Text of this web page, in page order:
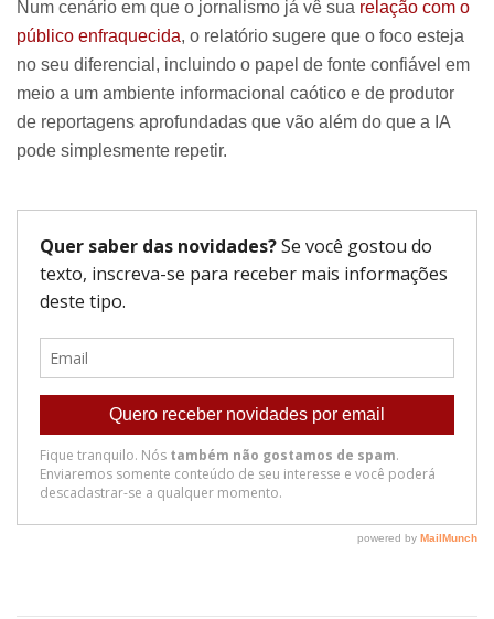
Num cenário em que o jornalismo já vê sua relação com o
público enfraquecida, o relatório sugere que o foco esteja
no seu diferencial, incluindo o papel de fonte confiável em
meio a um ambiente informacional caótico e de produtor
de reportagens aprofundadas que vão além do que a IA
pode simplesmente repetir.